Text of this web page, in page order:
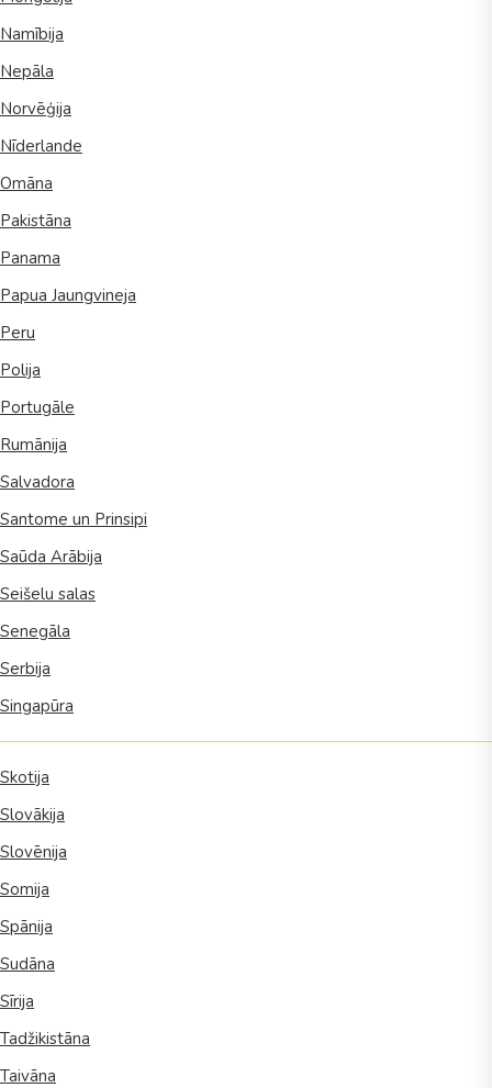
Namībija
Nepāla
Norvēģija
Nīderlande
Omāna
Pakistāna
Panama
Papua Jaungvineja
Peru
Polija
Portugāle
Rumānija
Salvadora
Santome un Prinsipi
Saūda Arābija
Seišelu salas
Senegāla
Serbija
Singapūra
Skotija
Slovākija
Slovēnija
Somija
Spānija
Sudāna
Sīrija
Tadžikistāna
Taivāna